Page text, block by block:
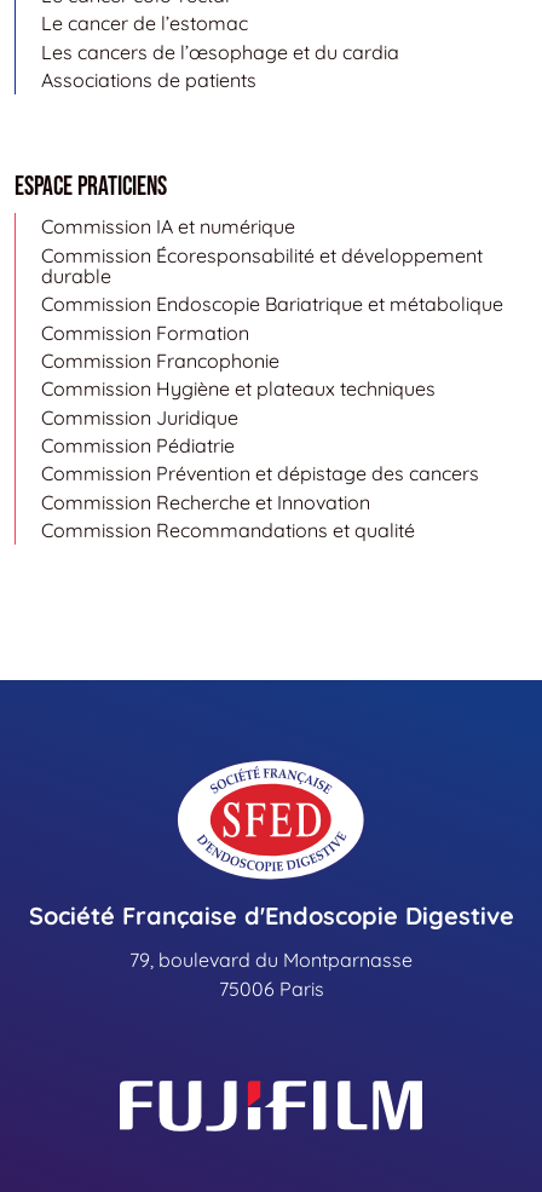
Le cancer de l’estomac
Les cancers de l’œsophage et du cardia
Associations de patients
Espace Praticiens
Commission IA et numérique
Commission Écoresponsabilité et développement
durable
Commission Endoscopie Bariatrique et métabolique
Commission Formation
Commission Francophonie
Commission Hygiène et plateaux techniques
Commission Juridique
Commission Pédiatrie
Commission Prévention et dépistage des cancers
Commission Recherche et Innovation
Commission Recommandations et qualité
Société Française d'Endoscopie Digestive
79, boulevard du Montparnasse
75006 Paris